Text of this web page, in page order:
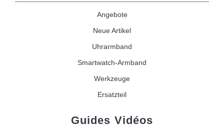
Angebote
Neue Artikel
Uhrarmband
Smartwatch-Armband
Werkzeuge
Ersatzteil
Guides Vidéos